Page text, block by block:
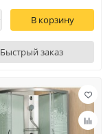
В корзину
Быстрый заказ